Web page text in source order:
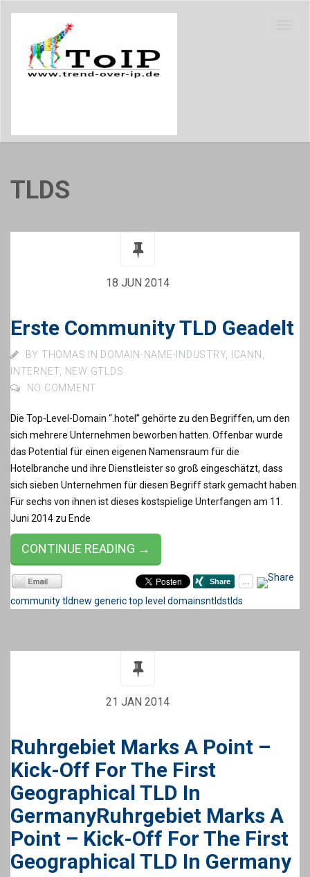
TLDS
18 JUN 2014
Erste Community TLD Geadelt
BY THOMAS IN DOMAIN-NAME-INDUSTRY ICANN
INTERNET
NEW GTLDS
NO COMMENT
Die Top-Level-Domain “.hotel” gehörte zu den Begriffen, um den
sich mehrere Unternehmen beworben hatten. Offenbar wurde
das Potential für einen eigenen Namensraum für die
Hotelbranche und ihre Dienstleister so groß eingeschätzt, dass
sich sieben Unternehmen für diesen Begriff stark gemacht haben.
Für sechs von ihnen ist dieses kostspielige Unterfangen am 11.
Juni 2014 zu Ende
CONTINUE READING →
community tldnew generic top level domainsntldstlds
21 JAN 2014
Ruhrgebiet Marks A Point –
Kick-Off For The First
Geographical TLD In
GermanyRuhrgebiet Marks A
Point – Kick-Off For The First
Geographical TLD In Germany